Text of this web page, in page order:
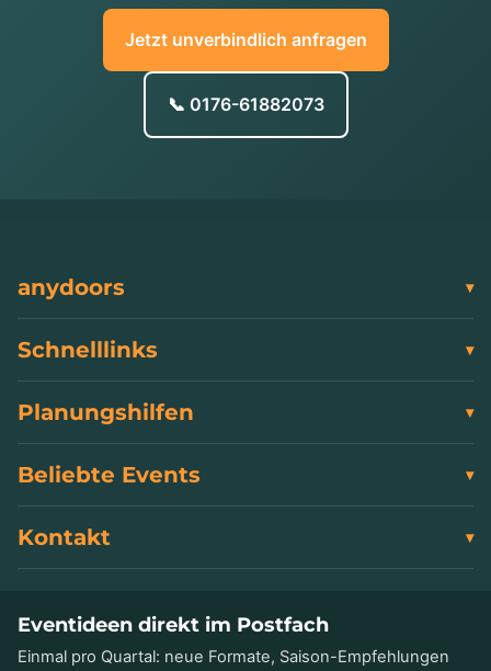
Jetzt unverbindlich anfragen
📞 0176-61882073
anydoors
Schnelllinks
Planungshilfen
Beliebte Events
Kontakt
Eventideen direkt im Postfach
Einmal pro Quartal: neue Formate, Saison-Empfehlungen